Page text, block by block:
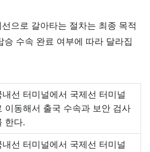
으로 갈아타는 절차는 최종 목적
승 수속 완료 여부에 따라 달라집
내선 터미널에서 국제선 터미널
이동해서 출국 수속과 보안 검사
한다.
내선 터미널에서 국제선 터미널